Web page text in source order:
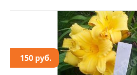
150 руб.